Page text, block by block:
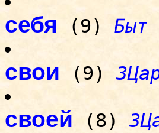
себя (9) Быт
свои (9)
своей (8)